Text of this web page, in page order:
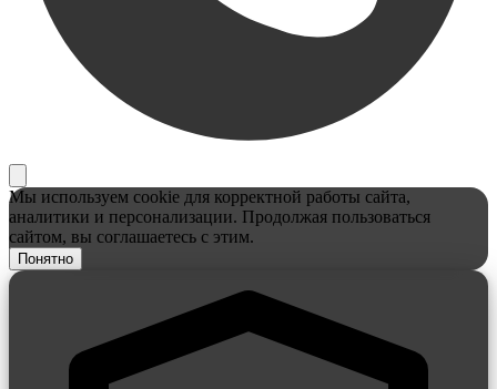
Мы используем cookie для корректной работы сайта,
аналитики и персонализации. Продолжая пользоваться
сайтом, вы соглашаетесь с этим.
Понятно